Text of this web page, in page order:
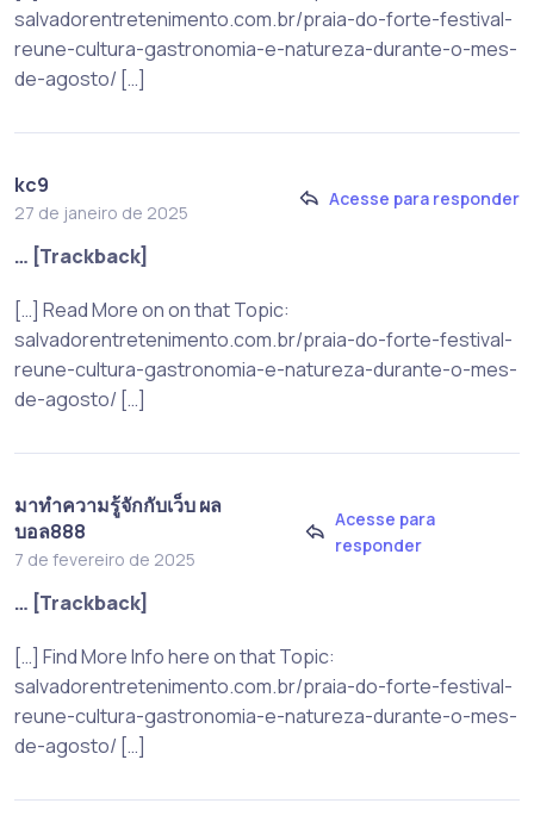
salvadorentretenimento.com.br/praia-do-forte-festival-
reune-cultura-gastronomia-e-natureza-durante-o-mes-
de-agosto/ […]
kc9
27 de janeiro de 2025
Acesse para responder
… [Trackback]
[…] Read More on on that Topic:
salvadorentretenimento.com.br/praia-do-forte-festival-
reune-cultura-gastronomia-e-natureza-durante-o-mes-
de-agosto/ […]
มาทำความรู้จักกับเว็บ ผล
บอล888
7 de fevereiro de 2025
Acesse para
responder
… [Trackback]
[…] Find More Info here on that Topic:
salvadorentretenimento.com.br/praia-do-forte-festival-
reune-cultura-gastronomia-e-natureza-durante-o-mes-
de-agosto/ […]